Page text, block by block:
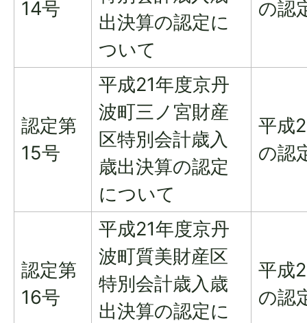
14号
出決算の認定に
ついて
の認
認定第
15号
平成21年度京丹
波町三ノ宮財産
区特別会計歳入
歳出決算の認定
について
平成
の認
認定第
16号
平成21年度京丹
波町質美財産区
特別会計歳入歳
出決算の認定に
平成
の認